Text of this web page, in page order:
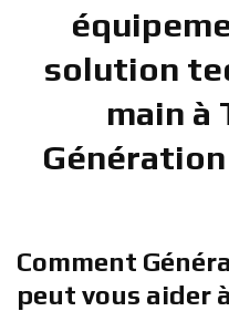
solution
main à
Comment
peut vous aider